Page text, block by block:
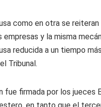
como en otra se
empresas y la misma
reducida a un tiempo
Tribunal.
fue firmada por los jueces